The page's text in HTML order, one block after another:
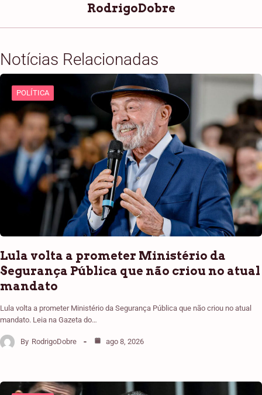
RodrigoDobre
Notícias Relacionadas
POLÍTICA
Lula volta a prometer Ministério da
Segurança Pública que não criou no atual
mandato
Lula volta a prometer Ministério da Segurança Pública que não criou no atual
mandato. Leia na Gazeta do…
By RodrigoDobre ago 8, 2026